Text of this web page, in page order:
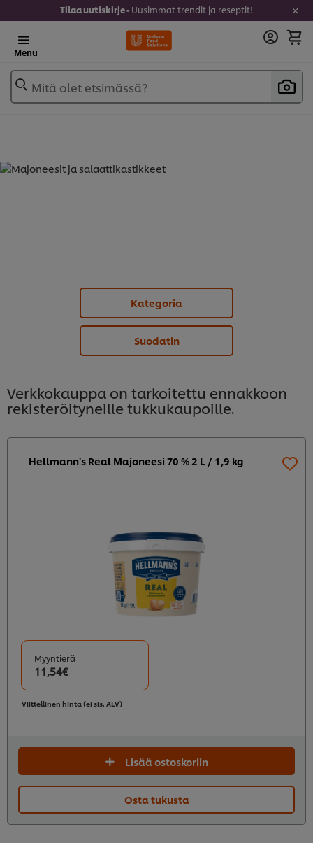
Tilaa uutiskirje - Uusimmat trendit ja reseptit!
Menu
Mitä olet etsimässä?
Kategoria
Suodatin
Verkkokauppa on tarkoitettu ennakkoon
rekisteröityneille tukkukaupoille.
Hellmann's Real Majoneesi 70 % 2 L / 1,9 kg
Myyntierä
11,54€
Viittellinen hinta (ei sis. ALV)
Lisää ostoskoriin
Osta tukusta